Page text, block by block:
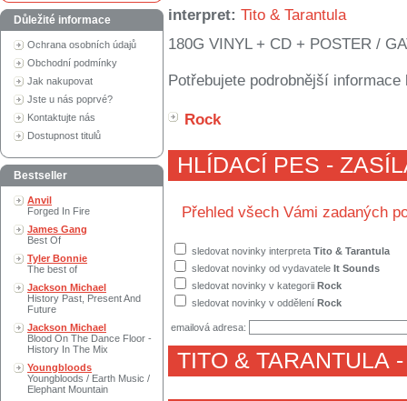
Důležité informace
Ochrana osobních údajů
Obchodní podmínky
Jak nakupovat
Jste u nás poprvé?
Kontaktujte nás
Dostupnost titulů
Bestseller
Anvil
Forged In Fire
James Gang
Best Of
Tyler Bonnie
The best of
Jackson Michael
History Past, Present And
Future
Jackson Michael
Blood On The Dance Floor -
History In The Mix
Youngbloods
Youngbloods / Earth Music /
Elephant Mountain
interpret: Tito & Tarantula
180G VINYL + CD + POSTER /
Potřebujete podrobnější
Rock
HLÍDACÍ PES -
Přehled všech Vámi zadaných
sledovat novinky interpreta Tito & Tarantula
sledovat novinky od vydavatele It Sounds
sledovat novinky v kategorii Rock
sledovat novinky v oddělení Rock
emailová adresa:
TITO & TARANTULA